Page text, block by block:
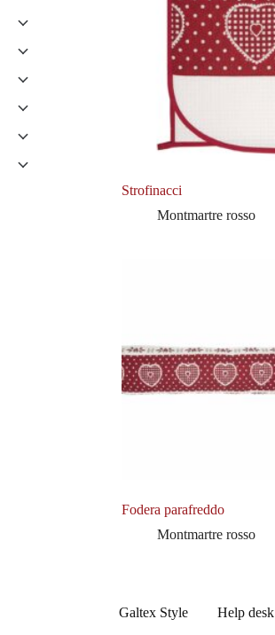
Strofinacci
Montmartre rosso
Fodera parafreddo
Montmartre rosso
Galtex Style
Help desk